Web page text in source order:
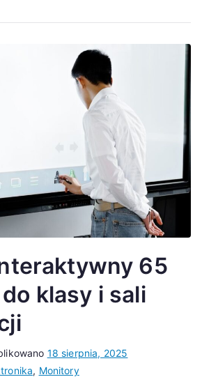
65
klasy i sali
18 sierpnia, 2025
, Monitory